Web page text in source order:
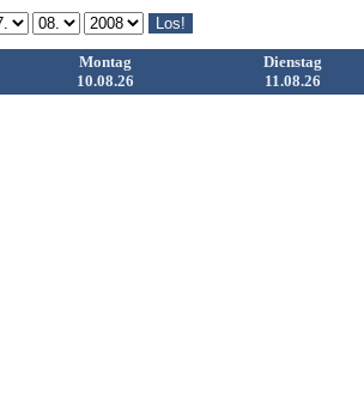
Montag
10.08.26
Dienstag
11.08.26